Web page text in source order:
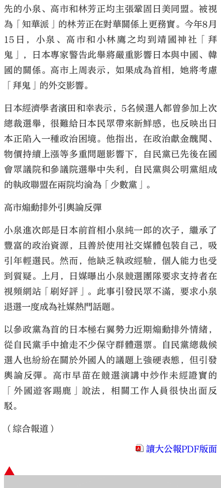
先的小泉、高市和林芳正均主張鞏固日美同盟。被視
為「知華派」的林芳正在對華關係上更務實。今年8月
15日，小泉、高市和小林鷹之均到靖國神社「拜
鬼」，日本專家警告此舉將嚴重影響日本與中國、韓
國的關係。高市上周表示，如果成為首相，她將考慮
「拜鬼」的外交影響。
日本經濟學者濱田和幸表示，5名候選人都曾參加上次
總裁選舉，很難給日本民眾帶來新鮮感，也反映出日
本正陷入一種政治困境。他指出，在政治獻金醜聞、
物價持續上漲等多重問題影響下，自民黨已先後在國
會眾議院和參議院選舉中失利，自民黨與公明黨組成
的執政聯盟在兩院均淪為「少數黨」。
高市煽動排外引輿論反彈
小泉進次郎是日本前首相小泉純一郎的次子，繼承了
豐富的政治資源，且善於使用社交媒體包裝自己，吸
引年輕選民。然而，他缺乏執政經驗，個人能力也受
到質疑。上月，日媒曝出小泉競選團隊要求支持者在
視頻網站「刷好評」。此事引發民眾不滿，要求小泉
退選一度成為社媒熱門話題。
以參政黨為首的日本極右翼勢力近期煽動排外情緒，
從自民黨手中搶走不少保守群體選票。自民黨總裁候
選人也紛紛在關於外國人的議題上強硬表態，但引發
輿論反彈。高市早苗在競選演講中炒作未經證實的
「外國遊客踢鹿」說法，相關工作人員很快出面反
駁。
（綜合報道）
讀大公報PDF版面